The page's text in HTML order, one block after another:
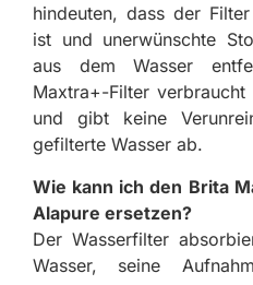
hindeuten, dass der
ist und unerwünschte
aus dem Wasser
Maxtra+-Filter
und gibt keine
gefilterte Wasser ab.
Wie kann ich den Brita
Alapure ersetzen?
Der Wasserfilter
Wasser, seine